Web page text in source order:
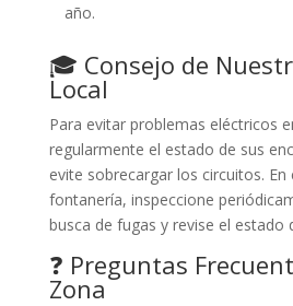
año.
🎓 Consejo de
Local
Para evitar problemas eléctricos
regularmente el estado de sus
evite sobrecargar los circuitos. En
fontanería, inspeccione
busca de fugas y revise el estado
❓ Preguntas
Zona